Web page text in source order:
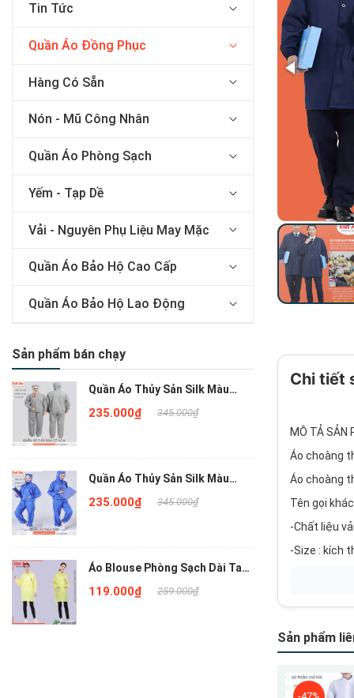
Tin Tức
Quần Áo Đồng Phục
Hàng Có Sẵn
Nón - Mũ Công Nhân
Quần Áo Phòng Sạch
Yếm - Tạp Dề
Vải - Nguyên Phụ Liệu May Mặc
Quần Áo Bảo Hộ Cao Cấp
Quần Áo Bảo Hộ Lao Động
Sản phẩm bán chạy
Quần Áo Thủy Sản Silk Màu
235.000₫ 345.000₫
Quần Áo Thủy Sản Silk Màu
235.000₫ 345.000₫
Áo Blouse Phòng Sạch Dài Tay
119.000₫ 259.000₫
Chi tiết
MÔ TẢ SẢN
Áo choàng
Áo choàng
Tên gọi
-Chất liệu
-Size : kích
-Màu sắc :
-Áo blouse
-Áo choàng
Sản phẩm